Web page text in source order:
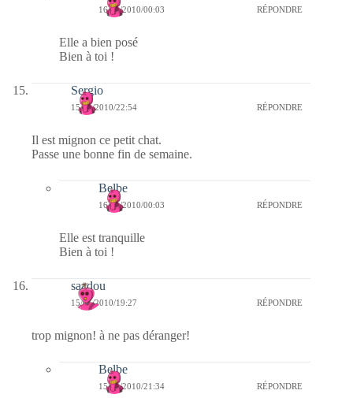
16/01/2010/00:03 RÉPONDRE
Elle a bien posé
Bien à toi !
Sergio
15/01/2010/22:54 RÉPONDRE
Il est mignon ce petit chat.
Passe une bonne fin de semaine.
Belbe
16/01/2010/00:03 RÉPONDRE
Elle est tranquille
Bien à toi !
saadou
15/01/2010/19:27 RÉPONDRE
trop mignon! à ne pas déranger!
Belbe
15/01/2010/21:34 RÉPONDRE